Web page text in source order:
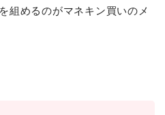
組めるのがマネキン買いのメ